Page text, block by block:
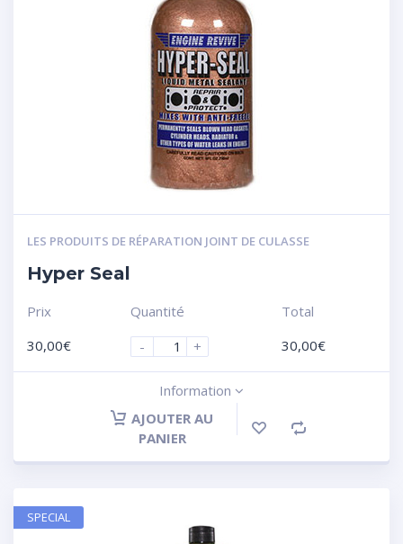
LES PRODUITS DE RÉPARATION JOINT DE CULASSE
Hyper Seal
Prix
30,00€
Quantité
-
+
Total
30,00€
Information
AJOUTER AU
PANIER
SPECIAL